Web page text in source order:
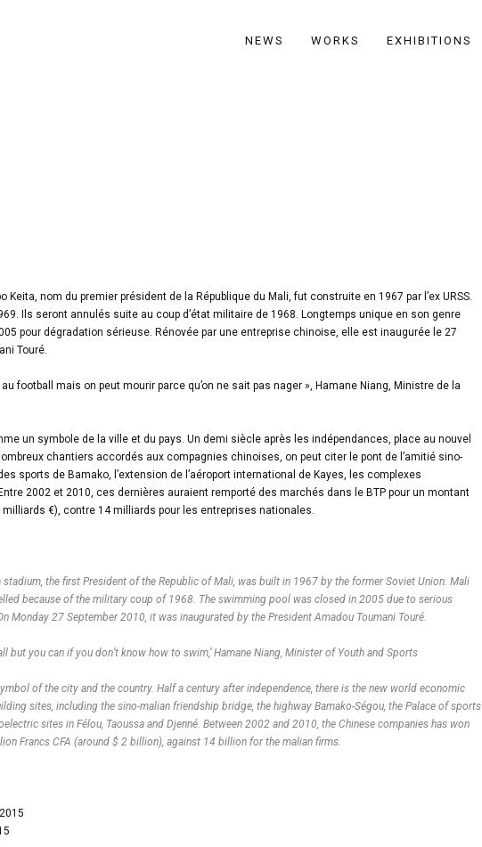
NEWS WORKS EXHIBITIONS
nom du premier président de la République du Mali, fut construite en 1967 par l’ex URSS.
Ils seront annulés suite au coup d’état militaire de 1968. Longtemps unique en son genre
pour dégradation sérieuse. Rénovée par une entreprise chinoise, elle est inaugurée le 27
Touré.
football mais on peut mourir parce qu’on ne sait pas nager », Hamane Niang, Ministre de la
un symbole de la ville et du pays. Un demi siècle après les indépendances, place au nouvel
chantiers accordés aux compagnies chinoises, on peut citer le pont de l’amitié sino-
sports de Bamako, l’extension de l’aéroport international de Kayes, les complexes
2002 et 2010, ces dernières auraient remporté des marchés dans le BTP pour un montant
€), contre 14 milliards pour les entreprises nationales.
the first President of the Republic of Mali, was built in 1967 by the former Soviet Union. Mali
because of the military coup of 1968. The swimming pool was closed in 2005 due to serious
Monday 27 September 2010, it was inaugurated by the President Amadou Toumani Touré.
but you can if you don’t know how to swim,’ Hamane Niang, Minister of Youth and Sports
of the city and the country. Half a century after independence, there is the new world economic
sites, including the sino-malian friendship bridge, the highway Bamako-Ségou, the Palace of sports
sites in Félou, Taoussa and Djenné. Between 2002 and 2010, the Chinese companies has won
Francs CFA (around $ 2 billion), against 14 billion for the malian firms.